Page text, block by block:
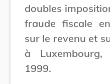
doubles
fraude fiscale
sur le revenu et
à
1999.